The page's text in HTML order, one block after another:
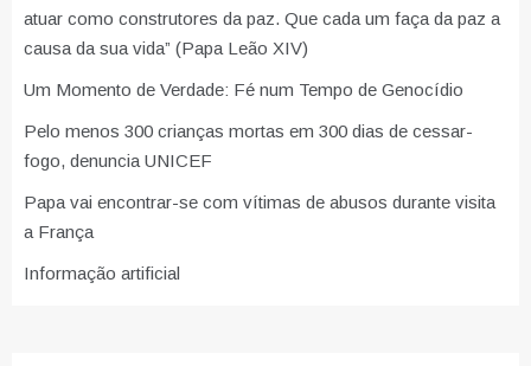
atuar como construtores da paz. Que cada um faça da paz a
causa da sua vida” (Papa Leão XIV)
Um Momento de Verdade: Fé num Tempo de Genocídio
Pelo menos 300 crianças mortas em 300 dias de cessar-
fogo, denuncia UNICEF
Papa vai encontrar-se com vítimas de abusos durante visita
a França
Informação artificial